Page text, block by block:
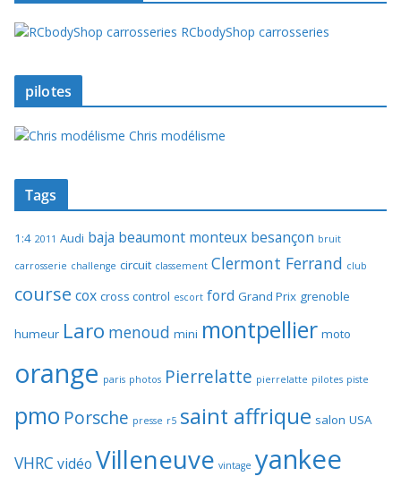
RCbodyShop carrosseries
pilotes
Chris modélisme
Tags
1:4 2011 Audi baja beaumont monteux besançon bruit
carrosserie challenge circuit classement Clermont Ferrand club
course cox cross control escort ford Grand Prix grenoble
humeur Laro menoud mini montpellier moto
orange paris photos Pierrelatte pierrelatte pilotes piste
pmo Porsche presse r5 saint affrique salon USA
VHRC vidéo Villeneuve vintage yankee